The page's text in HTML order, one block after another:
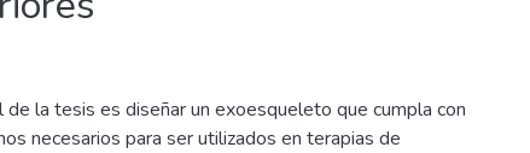
de la tesis es diseñar un exoesqueleto que cumpla con
necesarios para ser utilizados en terapias de